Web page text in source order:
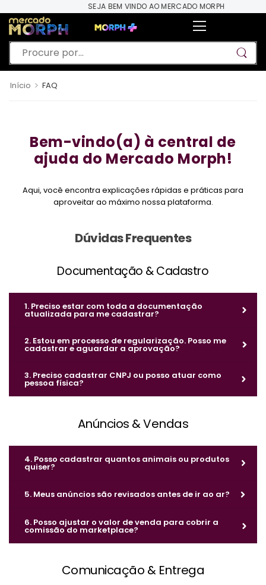
SEJA BEM VINDO AO MERCADO MORPH
Início > FAQ
Bem-vindo(a) à central de
ajuda do Mercado Morph!
Aqui, você encontra explicações rápidas e práticas para
aproveitar ao máximo nossa plataforma.
Dúvidas Frequentes
Documentação & Cadastro
1. Preciso estar com toda a documentação
atualizada para me cadastrar?
2. Estou em processo de regularização. Posso me
cadastrar e aguardar a aprovação?
3. Preciso cadastrar CNPJ ou posso atuar como
pessoa física?
Anúncios & Vendas
4. Posso cadastrar quantos animais ou produtos
quiser?
5. Meus anúncios são revisados antes de ir ao ar?
6. Posso ajustar o valor de venda para cobrir a
comissão do marketplace?
Comunicação & Entrega